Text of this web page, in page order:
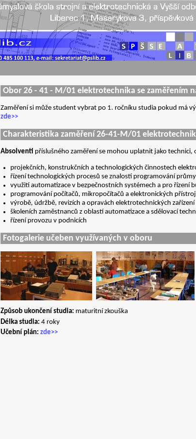
Obor 26 - 41 - M/01 elektrotechnika se zaměřením
Zaměření si může student vybrat po 1. ročníku studia pokud má
zde>>
Charakteristika zaměření 26-41-M/01
Absolventi příslušného zaměření se mohou uplatnit jako
projekčních, konstrukčních a technologických činnostech
řízení technologických procesů se znalostí programování
využití automatizace v bezpečnostních systémech a pro řízení
programování počítačů, mikropočítačů a elektronických
výrobě, údržbě, revizích a opravách elektrotechnických zařízení
školeních zaměstnanců z oblastí automatizace a sdělovací
řízení provozu v podnicích
Fotogalerie učeben využívaných v oboru
Způsob ukončení studia: maturitní zkouška
Délka studia: 4 roky
Učební plán: zde>>